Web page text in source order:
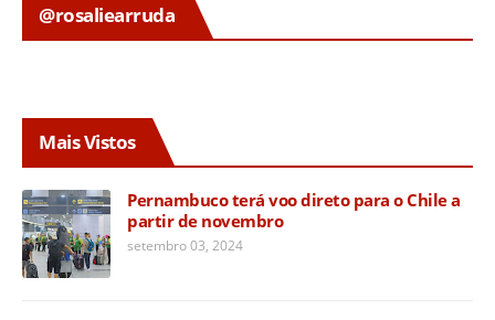
@rosaliearruda
Mais Vistos
Pernambuco terá voo direto para o Chile a
partir de novembro
setembro 03, 2024